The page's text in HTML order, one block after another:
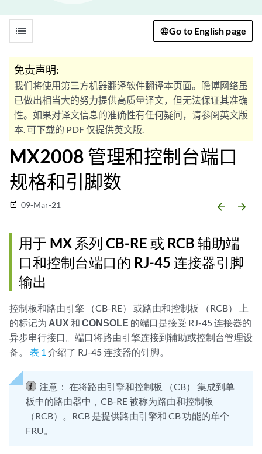
list Go to English page
免责声明:
我们将使用第三方机器翻译软件翻译本页面。瞻博网络虽
已做出相当大的努力提供高质量译文，但无法保证其准确
性。如果对译文信息的准确性有任何疑问，请参阅英文版
本. 可下载的 PDF 仅提供英文版.
MX2008 管理和控制台端口
规格和引脚数
date_range 09-Mar-21 arrow_backward arrow_forward
用于 MX 系列 CB-RE 或 RCB 辅助端
口和控制台端口的 RJ-45 连接器引脚
输出
控制板和路由引擎 （CB-RE） 或路由和控制板 （RCB） 上
的标记为 AUX 和 CONSOLE 的端口是接受 RJ-45 连接器的
异步串行接口。端口将路由引擎连接到辅助或控制台管理设
备。 表 1 介绍了 RJ-45 连接器的针脚。
注意： 在将路由引擎和控制板 （CB） 集成到单
板中的路由器中，CB-RE 被称为路由和控制板
（RCB）。RCB 是提供路由引擎和 CB 功能的单个
FRU。